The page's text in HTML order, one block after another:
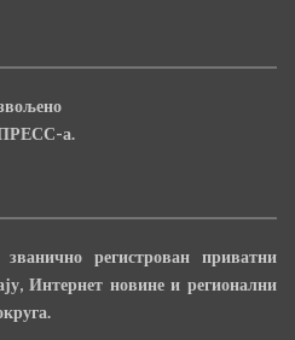
а.
регистрован приватни
Интернет новине и регионални